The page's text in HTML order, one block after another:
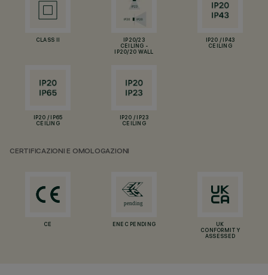
CLASS II
IP20/23
CEILING -
IP20/20 WALL
IP20 / IP43
CEILING
IP20 / IP65
CEILING
IP20 / IP23
CEILING
CERTIFICAZIONI E OMOLOGAZIONI
CE ENEC PENDING
UK
CONFORMITY
ASSESSED